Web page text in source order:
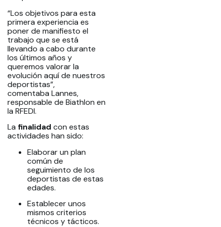
“Los objetivos para esta
primera experiencia es
poner de manifiesto el
trabajo que se está
llevando a cabo durante
los últimos años y
queremos valorar la
evolución aquí de nuestros
deportistas”,
comentaba Lannes,
responsable de Biathlon en
la RFEDI.
La finalidad con estas
actividades han sido:
Elaborar un plan
común de
seguimiento de los
deportistas de estas
edades.
Establecer unos
mismos criterios
técnicos y tácticos.